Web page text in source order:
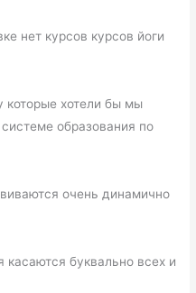
нет курсов курсов йоги
хотели бы мы
системе образования по
очень динамично
касаются буквально всех и